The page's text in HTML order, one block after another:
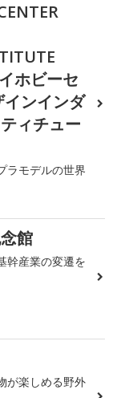
ホビーセ
インインダ
ィチュー
ラモデルの世界
館
幹産業の変遷を
が楽しめる野外